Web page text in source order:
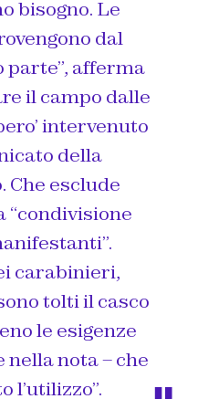
bisogno. Le
dal
parte”, afferma
il campo dalle
intervenuto
della
Che esclude
“condivisione
carabinieri,
tolti il casco
le esigenze
nella nota – che
l’utilizzo”.